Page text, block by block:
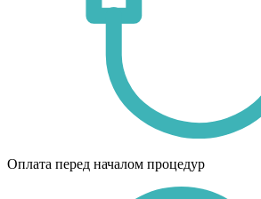
Оплата перед началом процедур